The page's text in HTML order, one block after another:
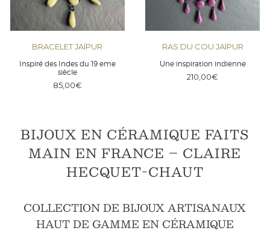
BRACELET JAÏPUR
Inspiré des Indes du 19 eme
siècle
85,00€
RAS DU COU JAÏPUR
Une inspiration indienne
210,00€
BIJOUX EN CÉRAMIQUE FAITS
MAIN EN FRANCE – CLAIRE
HECQUET-CHAUT
COLLECTION DE BIJOUX ARTISANAUX
HAUT DE GAMME EN CÉRAMIQUE